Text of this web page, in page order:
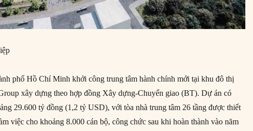
phố Hồ Chí Minh khởi công trung tâm hành chính mới tại khu đô thị
xây dựng theo hợp đồng Xây dựng-Chuyển giao (BT). Dự án có
29.600 tỷ đồng (1,2 tỷ USD), với tòa nhà trung tâm 26 tầng được thiết
việc cho khoảng 8.000 cán bộ, công chức sau khi hoàn thành vào năm